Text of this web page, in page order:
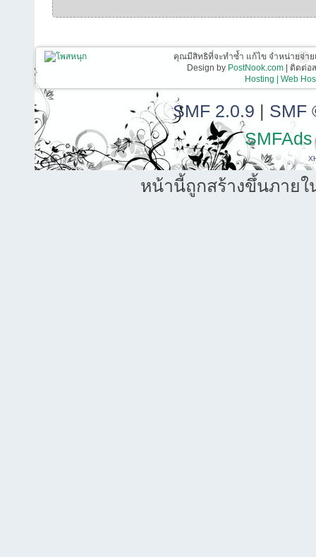
คุณมีสิทธิที่จะทำซ้ำ แก้ไข จำหน่ายจ่า
Design by PostNook.com| ติดต่อส
Hosting | Web
SMF 2.0.9 | SMF
SMFAds
หน้านี้ถูกสร้างขึ้นภายใ